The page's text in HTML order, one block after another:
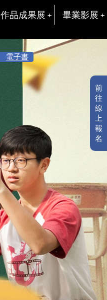
作品成果展 畢業影展
前
往
線
上
報
名
電子書